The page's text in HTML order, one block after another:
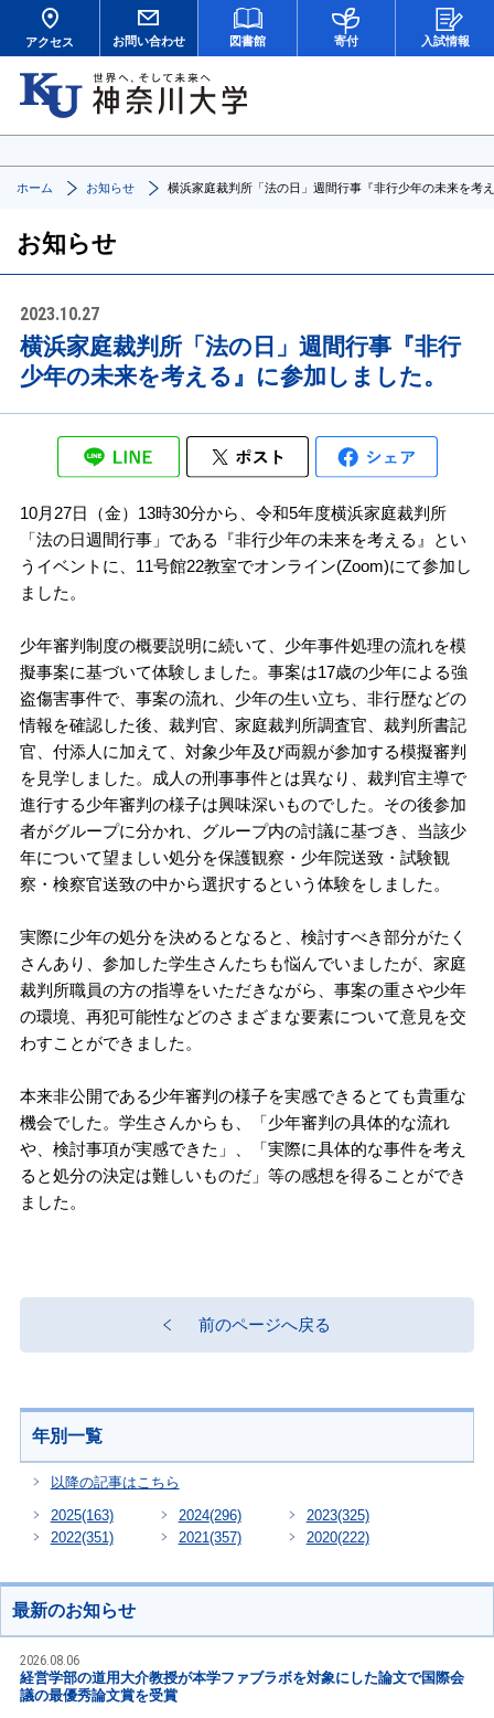
アクセス お問い合わせ 図書館 寄付 入試情報
ホーム お知らせ 横浜家庭裁判所「法の日」週間行事『非行少年の未来を考
お知らせ
2023.10.27
横浜家庭裁判所「法の日」週間行事『非行
少年の未来を考える』に参加しました。
10月27日（金）13時30分から、令和5年度横浜家庭裁判所
「法の日週間行事」である『非行少年の未来を考える』とい
うイベントに、11号館22教室でオンライン(Zoom)にて参加し
ました。
少年審判制度の概要説明に続いて、少年事件処理の流れを模
擬事案に基づいて体験しました。事案は17歳の少年による強
盗傷害事件で、事案の流れ、少年の生い立ち、非行歴などの
情報を確認した後、裁判官、家庭裁判所調査官、裁判所書記
官、付添人に加えて、対象少年及び両親が参加する模擬審判
を見学しました。成人の刑事事件とは異なり、裁判官主導で
進行する少年審判の様子は興味深いものでした。その後参加
者がグループに分かれ、グループ内の討議に基づき、当該少
年について望ましい処分を保護観察・少年院送致・試験観
察・検察官送致の中から選択するという体験をしました。
実際に少年の処分を決めるとなると、検討すべき部分がたく
さんあり、参加した学生さんたちも悩んでいましたが、家庭
裁判所職員の方の指導をいただきながら、事案の重さや少年
の環境、再犯可能性などのさまざまな要素について意見を交
わすことができました。
本来非公開である少年審判の様子を実感できるとても貴重な
機会でした。学生さんからも、「少年審判の具体的な流れ
や、検討事項が実感できた」、「実際に具体的な事件を考え
ると処分の決定は難しいものだ」等の感想を得ることができ
ました。
前のページへ戻る
年別一覧
以降の記事はこちら
2025(163) 2024(296) 2023(325)
2022(351) 2021(357) 2020(222)
最新のお知らせ
2026.08.06
経営学部の道用大介教授が本学ファブラボを対象にした論文で国際会
議の最優秀論文賞を受賞